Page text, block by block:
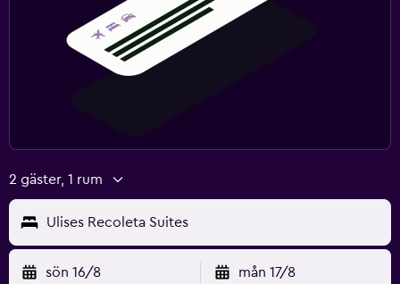
2 gäster, 1 rum
Ulises Recoleta Suites
sön 16/8 mån 17/8